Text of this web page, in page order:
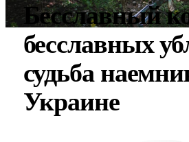
Бесславный
бесславных
судьба
Украине